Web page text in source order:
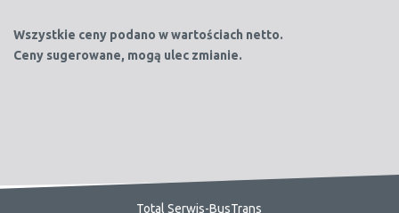
Wszystkie ceny podano w wartościach netto.
Ceny sugerowane, mogą ulec zmianie.
Total Serwis-BusTrans